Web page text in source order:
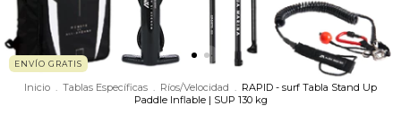
ENVÍO GRATIS
Inicio . Tablas Específicas . Ríos/Velocidad . RAPID - surf Tabla Stand Up
Paddle Inflable | SUP 130 kg